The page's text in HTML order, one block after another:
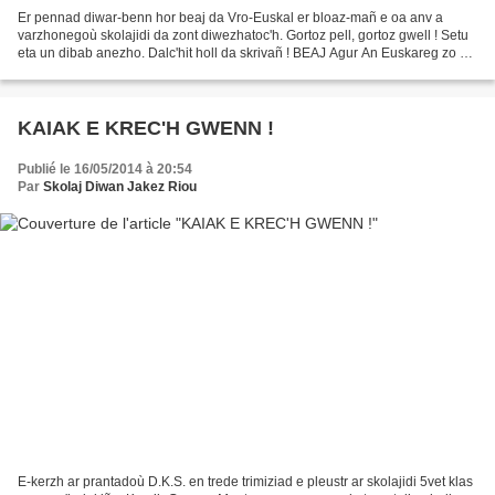
Er pennad diwar-benn hor beaj da Vro-Euskal er bloaz-mañ e oa anv a
varzhonegoù skolajidi da zont diwezhatoc'h. Gortoz pell, gortoz gwell ! Setu
eta un dibab anezho. Dalc'hit holl da skrivañ ! BEAJ Agur An Euskareg zo ur
KAIAK E KREC'H GWENN !
Publié le 16/05/2014 à 20:54
Par Skolaj Diwan Jakez Riou
E-kerzh ar prantadoù D.K.S. en trede trimiziad e pleustr ar skolajidi 5vet klas